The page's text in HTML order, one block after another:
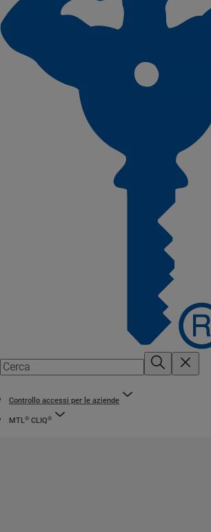
Controllo accessi per le aziende
MTL®CLIQ®